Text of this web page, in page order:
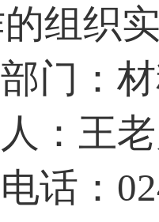
组织
门：
： 王
话：